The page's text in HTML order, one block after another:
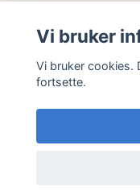
Vi bruker
Vi bruker cookies.
fortsette.